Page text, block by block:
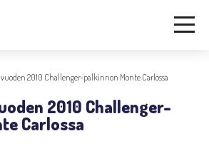
vuoden 2010 Challenger-palkinnon Monte Carlossa
2010 Challenger-
Carlossa